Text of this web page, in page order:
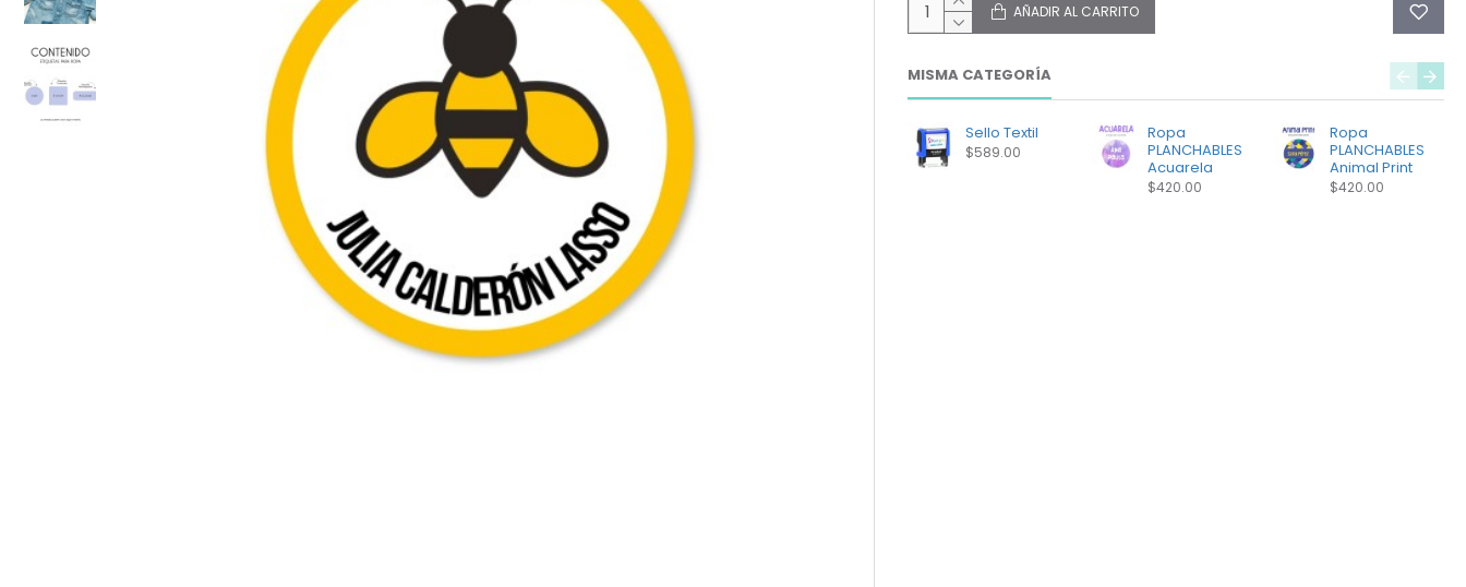
AÑADIR AL CARRITO
MISMA CATEGORÍA
Sello Textil
$589.00
Ropa
PLANCHABLES
Acuarela
$420.00
Ropa
PLANCHABLES
Animal Print
$420.00